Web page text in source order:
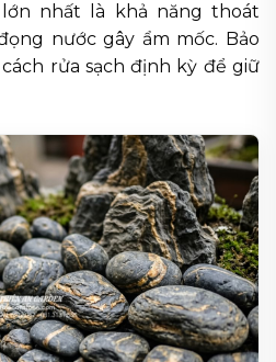
nhất là khả năng thoát
nước gây ẩm mốc. Bảo
rửa sạch định kỳ để giữ